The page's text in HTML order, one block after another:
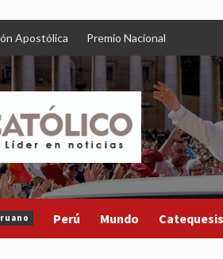
Apostólica Premio Nacional
Perú Mundo Catequesis